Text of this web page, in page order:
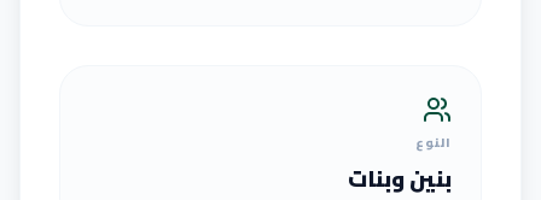
النوع
بنين وبنات